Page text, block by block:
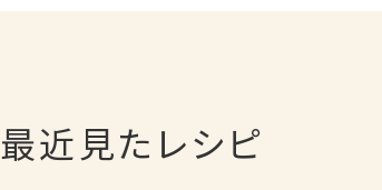
最近見たレシピ